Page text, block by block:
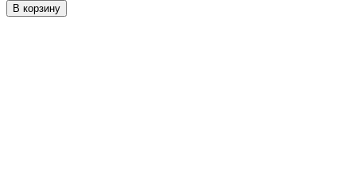
В корзину